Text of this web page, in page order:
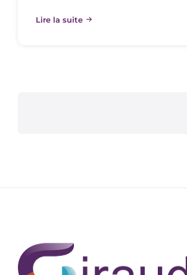
Lire la suite